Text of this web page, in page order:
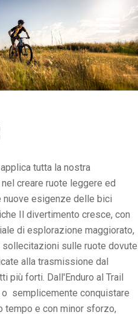
tutta la nostra
creare ruote leggere ed
nuove esigenze delle bici
Il divertimento cresce, con
di esplorazione maggiorato,
sulle ruote dovute
alla trasmissione dal
più forti. Dall'Enduro al Trail
semplicemente conquistare
tempo e con minor sforzo,